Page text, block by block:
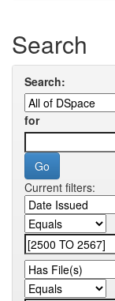
Search
Search:
for
Current filters: